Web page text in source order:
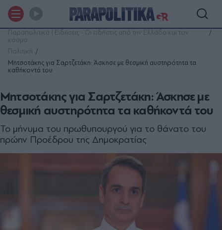
Παραπολιτικά | Ειδήσεις - Οι ειδήσεις από την Ελλάδα και τον
κόσμο
Πολιτική
Μητσοτάκης για Σαρτζετάκη: Άσκησε με θεσμική αυστηρότητα τα
καθήκοντά του
Μητσοτάκης για Σαρτζετάκη: Άσκησε με
θεσμική αυστηρότητα τα καθήκοντά του
Το μήνυμα του πρωθυπουργού για το θάνατο του
πρώην Προέδρου της Δημοκρατίας